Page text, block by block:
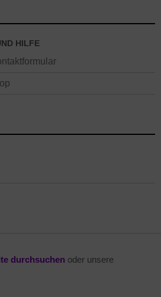
HILFE
durchsuchen oder unsere